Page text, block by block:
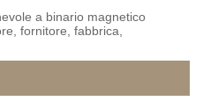
a binario magnetico
fornitore, fabbrica,